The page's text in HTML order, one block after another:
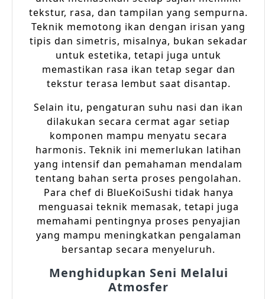
tekstur, rasa, dan tampilan yang sempurna.
Teknik memotong ikan dengan irisan yang
tipis dan simetris, misalnya, bukan sekadar
untuk estetika, tetapi juga untuk
memastikan rasa ikan tetap segar dan
tekstur terasa lembut saat disantap.
Selain itu, pengaturan suhu nasi dan ikan
dilakukan secara cermat agar setiap
komponen mampu menyatu secara
harmonis. Teknik ini memerlukan latihan
yang intensif dan pemahaman mendalam
tentang bahan serta proses pengolahan.
Para chef di BlueKoiSushi tidak hanya
menguasai teknik memasak, tetapi juga
memahami pentingnya proses penyajian
yang mampu meningkatkan pengalaman
bersantap secara menyeluruh.
Menghidupkan Seni Melalui
Atmosfer